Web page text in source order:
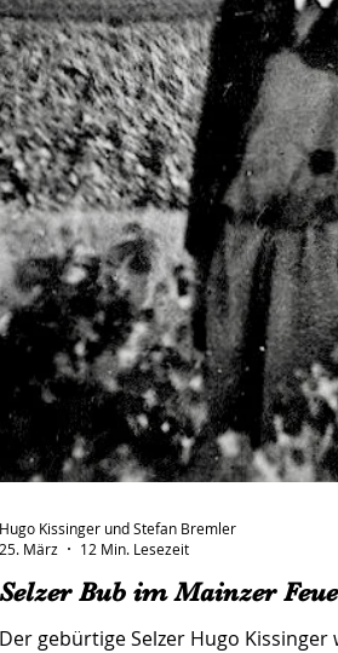
Selzer Bub im Mainzer
Der gebürtige Selzer Hugo
Hugo Kissinger und Stefan Bremler
25. März
12 Min. Lesezeit